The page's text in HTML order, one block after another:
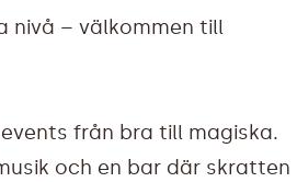
nivå – välkommen till
från bra till magiska.
och en bar där skratten